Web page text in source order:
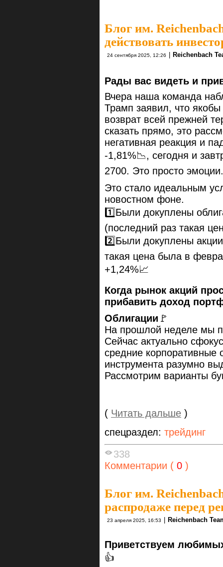
Блог им.
действовать
24 сентября 2025, 12:26 Reichenbach
Рады вас видеть и
Вчера наша команда
Трамп заявил, что якобы
возврат всей прежней
сказать прямо, это
негативная реакция и
-1,81%📉, сегодня и
2700. Это просто эмоции.
Это стало идеальным
новостном фоне.
1️⃣Были докуплены
(последний раз такая
2️⃣Были докуплены
такая цена была в
+1,24%📈
Когда рынок акций
прибавить доход
Облигации 🚩
На прошлой неделе мы
Сейчас актуально
средние корпоративные
инструмента разумно
Рассмотрим варианты
( Читать дальше )
спецраздел: трейдинг
338
Комментарии ( 0 )
Блог им.
распродаже перед
23 апреля 2025, 16:53 Reichenbach
Приветствуем
👍